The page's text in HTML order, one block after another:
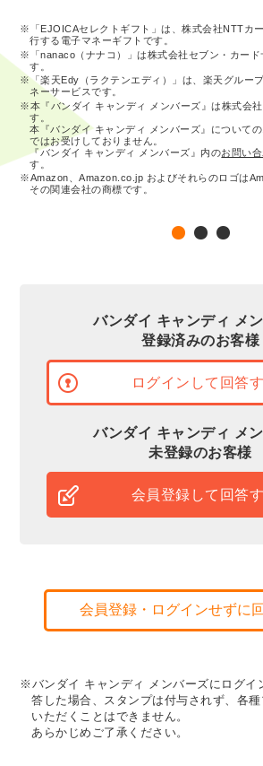
※「EJOICAセレクトギフト」は、株式会社NTTカ
行する電子マネーギフトです。
※「nanaco（ナナコ）」は株式会社セブン・カード
す。
※「楽天Edy（ラクテンエディ）」は、楽天グルー
ネーサービスです。
※本『バンダイ キャンディ メンバーズ』は株式会
す。
本『バンダイ キャンディ メンバーズ』について
ではお受けしておりません。
『バンダイ キャンディ メンバーズ』内のお問い
す。
※Amazon、Amazon.co.jp およびそれらのロゴは
その関連会社の商標です。
バンダイ キャンディ メ
登録済みのお客様
ログインして回答
バンダイ キャンディ メ
未登録のお客様
会員登録して回答
会員登録・ログインせずに
※バンダイ キャンディ メンバーズにログイ
答した場合、スタンプは付与されず、各
いただくことはできません。
あらかじめご了承ください。